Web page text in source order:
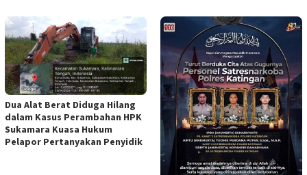
Dua Alat Berat Diduga Hilang
dalam Kasus Perambahan HPK
Sukamara Kuasa Hukum
Pelapor Pertanyakan Penyidik